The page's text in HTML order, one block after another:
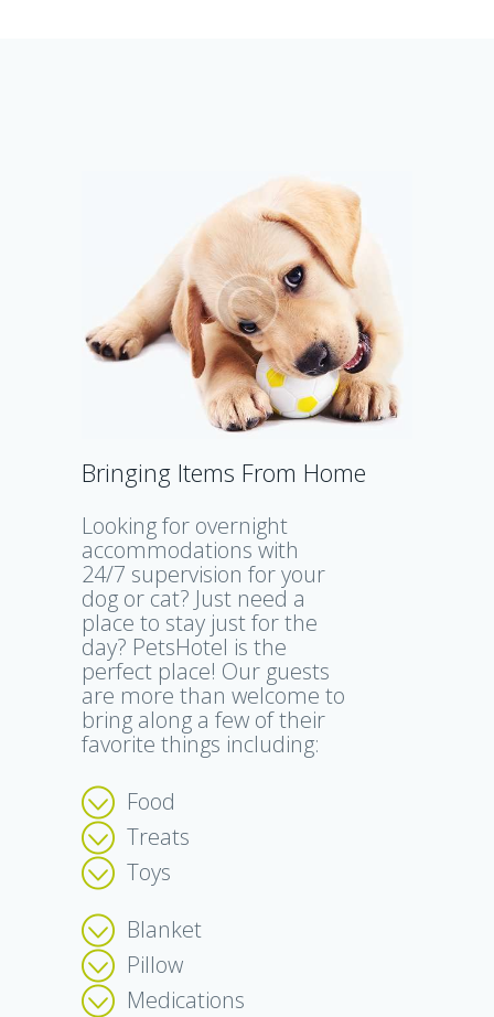
Bringing Items From Home
Looking for overnight
accommodations with
24/7 supervision for your
dog or cat? Just need a
place to stay just for the
day? PetsHotel is the
perfect place! Our guests
are more than welcome to
bring along a few of their
favorite things including:
Food
Treats
Toys
Blanket
Pillow
Medications